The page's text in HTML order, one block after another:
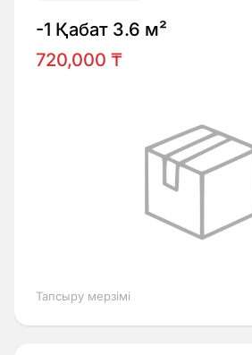
-1 Қабат 3.6 м²
720,000 ₸
Тапсыру мерзімі